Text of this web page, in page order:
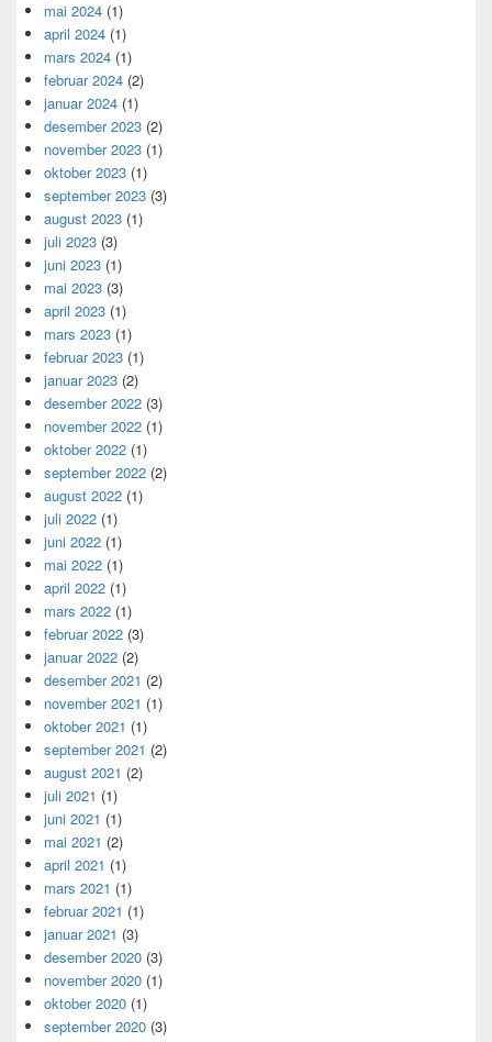
mai 2024 (1)
april 2024 (1)
mars 2024 (1)
februar 2024 (2)
januar 2024 (1)
desember 2023 (2)
november 2023 (1)
oktober 2023 (1)
september 2023 (3)
august 2023 (1)
juli 2023 (3)
juni 2023 (1)
mai 2023 (3)
april 2023 (1)
mars 2023 (1)
februar 2023 (1)
januar 2023 (2)
desember 2022 (3)
november 2022 (1)
oktober 2022 (1)
september 2022 (2)
august 2022 (1)
juli 2022 (1)
juni 2022 (1)
mai 2022 (1)
april 2022 (1)
mars 2022 (1)
februar 2022 (3)
januar 2022 (2)
desember 2021 (2)
november 2021 (1)
oktober 2021 (1)
september 2021 (2)
august 2021 (2)
juli 2021 (1)
juni 2021 (1)
mai 2021 (2)
april 2021 (1)
mars 2021 (1)
februar 2021 (1)
januar 2021 (3)
desember 2020 (3)
november 2020 (1)
oktober 2020 (1)
september 2020 (3)